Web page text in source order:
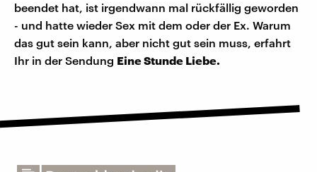
beendet hat, ist irgendwann mal rückfällig geworden
- und hatte wieder Sex mit dem oder der Ex. Warum
das gut sein kann, aber nicht gut sein muss, erfahrt
Ihr in der Sendung Eine Stunde Liebe.